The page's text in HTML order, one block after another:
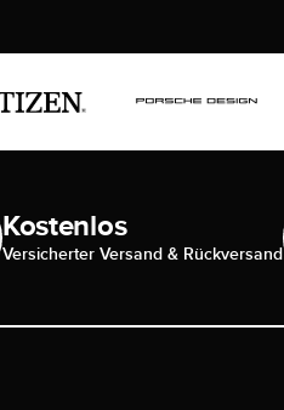
Kostenlos
Versicherter Versand & Rückversand